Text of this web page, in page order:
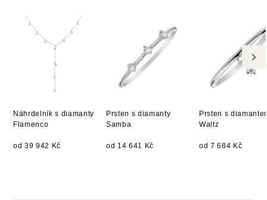
Náhrdelník s diamanty
Flamenco
od 39 942 Kč
Prsten s diamanty
Samba
od 14 641 Kč
Prsten s
Waltz
od 7 684 Kč